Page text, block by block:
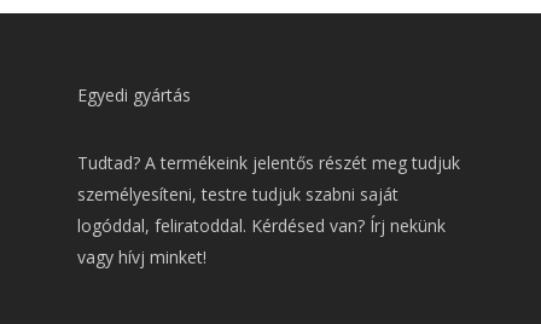
Egyedi gyártás
Tudtad? A termékeink jelentős részét meg tudjuk
személyesíteni, testre tudjuk szabni saját
logóddal, feliratoddal. Kérdésed van? Írj nekünk
vagy hívj minket!